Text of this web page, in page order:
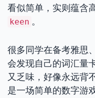
看似简单，实则蕴含
keen 。
很多同学在备考雅思
会发现自己的词汇量
又乏味，好像永远背
是一场简单的数字游